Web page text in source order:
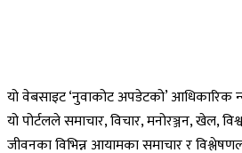
यो वेबसाइट ‘नुवाकोट अपडेटको’ आधिकारिक
यो पोर्टलले समाचार, विचार, मनोरञ्जन, खेल,
जीवनका विभिन्न आयामका समाचार र